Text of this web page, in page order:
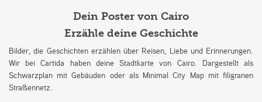
Dein Poster von Cairo
Erzähle deine Geschichte
Bilder, die Geschichten erzählen über Reisen, Liebe und Erinnerungen.
Wir bei Cartida haben deine Stadtkarte von Cairo. Dargestellt als
Schwarzplan mit Gebäuden oder als Minimal City Map mit filigranen
Straßennetz.